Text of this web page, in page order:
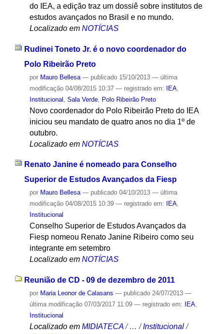
do IEA, a edição traz um dossiê sobre institutos de
estudos avançados no Brasil e no mundo.
Localizado em NOTÍCIAS
Rudinei Toneto Jr. é o novo coordenador do
Polo Ribeirão Preto
por Mauro Bellesa — publicado15/10/2013 — última
modificação04/08/2015 10:37 — registrado em: IEA,
Institucional Sala Verde, Polo Ribeirão Preto
Novo coordenador do Polo Ribeirão Preto do IEA
iniciou seu mandato de quatro anos no dia 1º de
outubro.
Localizado em NOTÍCIAS
Renato Janine é nomeado para Conselho
Superior de Estudos Avançados da Fiesp
por Mauro Bellesa — publicado04/10/2013 — última
modificação04/08/2015 10:39 — registrado em: IEA,
Institucional
Conselho Superior de Estudos Avançados da
Fiesp nomeou Renato Janine Ribeiro como seu
integrante em setembro
Localizado em NOTÍCIAS
Reunião de CD - 09 de dezembro de 2011
por Maria Leonor de Calasans — publicado24/07/2013 —
última modificação07/03/2017 11:09 — registrado em: IEA,
Institucional
Localizado em MIDIATECA /…/Institucional /